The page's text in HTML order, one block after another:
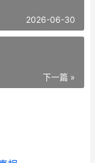
2026-06-30
下一篇 »